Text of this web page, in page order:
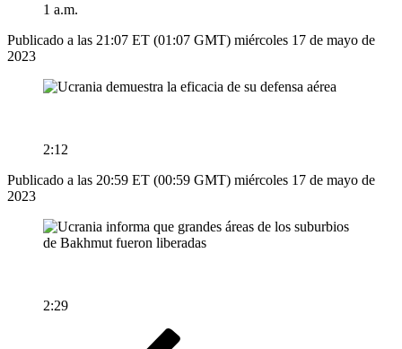
1 a.m.
Publicado a las 21:07 ET (01:07 GMT) miércoles 17 de mayo de
2023
2:12
Publicado a las 20:59 ET (00:59 GMT) miércoles 17 de mayo de
2023
2:29